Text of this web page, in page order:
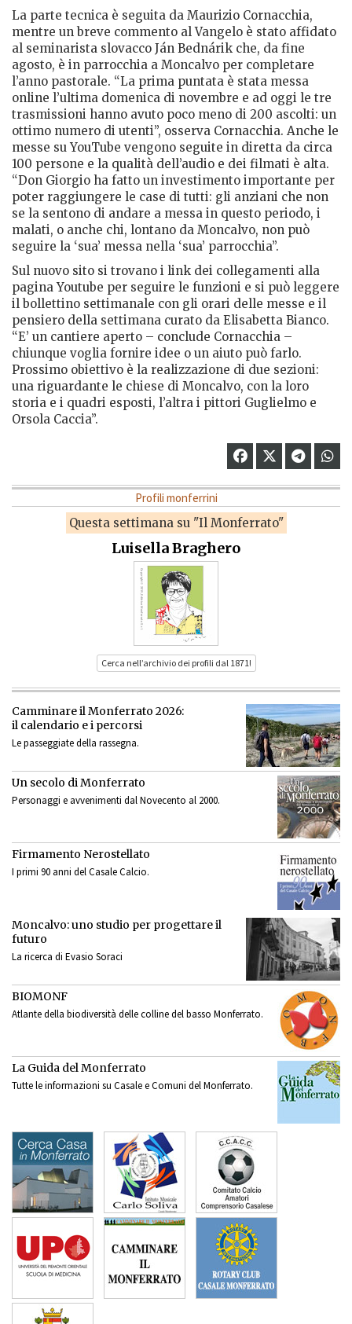
La parte tecnica è seguita da Maurizio Cornacchia,
mentre un breve commento al Vangelo è stato affidato
al seminarista slovacco Ján Bednárik che, da fine
agosto, è in parrocchia a Moncalvo per completare
l’anno pastorale. “La prima puntata è stata messa
online l’ultima domenica di novembre e ad oggi le tre
trasmissioni hanno avuto poco meno di 200 ascolti: un
ottimo numero di utenti”, osserva Cornacchia. Anche le
messe su YouTube vengono seguite in diretta da circa
100 persone e la qualità dell’audio e dei filmati è alta.
“Don Giorgio ha fatto un investimento importante per
poter raggiungere le case di tutti: gli anziani che non
se la sentono di andare a messa in questo periodo, i
malati, o anche chi, lontano da Moncalvo, non può
seguire la ‘sua’ messa nella ‘sua’ parrocchia”.
Sul nuovo sito si trovano i link dei collegamenti alla
pagina Youtube per seguire le funzioni e si può leggere
il bollettino settimanale con gli orari delle messe e il
pensiero della settimana curato da Elisabetta Bianco.
“E’ un cantiere aperto – conclude Cornacchia –
chiunque voglia fornire idee o un aiuto può farlo.
Prossimo obiettivo è la realizzazione di due sezioni:
una riguardante le chiese di Moncalvo, con la loro
storia e i quadri esposti, l’altra i pittori Guglielmo e
Orsola Caccia”.
Profili monferrini
Questa settimana su "Il Monferrato"
Luisella Braghero
Cerca nell’archivio dei profili dal 1871!
Camminare il Monferrato 2026:
il calendario e i percorsi
Le passeggiate della rassegna.
Un secolo di Monferrato
Personaggi e avvenimenti dal Novecento al 2000.
Firmamento Nerostellato
I primi 90 anni del Casale Calcio.
Moncalvo: uno studio per progettare il
futuro
La ricerca di Evasio Soraci
BIOMONF
Atlante della biodiversità delle colline del basso Monferrato.
La Guida del Monferrato
Tutte le informazioni su Casale e Comuni del Monferrato.